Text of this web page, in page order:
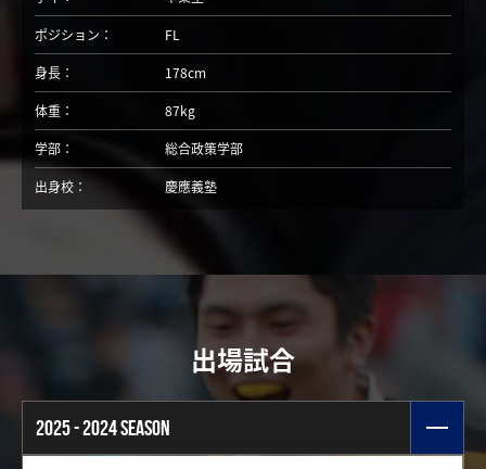
ポジション：
FL
身長：
178cm
体重：
87kg
学部：
総合政策学部
出身校：
慶應義塾
出場試合
2025 - 2024 SEASON